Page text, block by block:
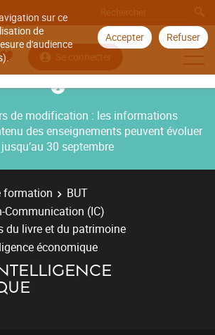
sur ce
de
d'audience
Accepter Refuser
Se connecter
de modification : les informations
des enseignements peuvent évoluer
jusqu’au 30 septembre
formation
BUT
Communication (IC)
du livre et du patrimoine
économique